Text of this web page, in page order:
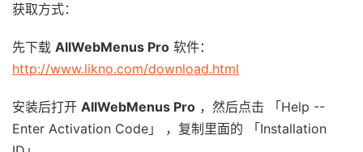
获取方式：
先下载 AllWebMenus Pro 软件：
http://www.likno.com/download.html
安装后打开 AllWebMenus Pro ，然后点击 「Help --
Enter Activation Code」 ，复制里面的 「Installation